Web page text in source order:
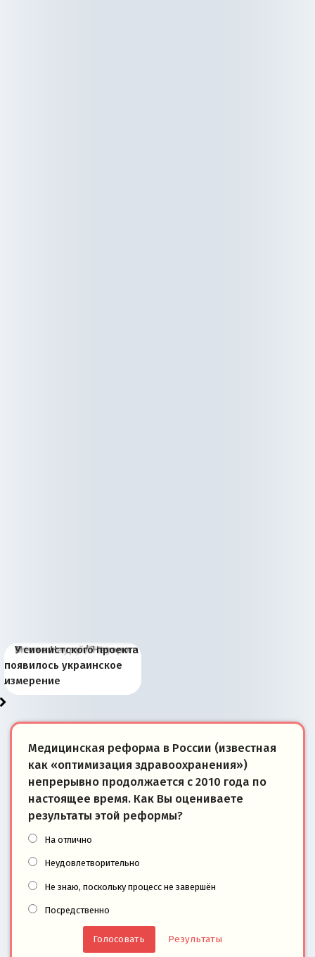
Киевская марионетка
Запада рассказала о
«переобувании» хозяев
В России назрели
перемены: 15 шагов к
суверенной экономике
Миграционный пожар
Европы
Россия начинает
сбрасывать балласт
Анкориджа
Россия зимой 1904
года: первые уступки во
внутренней политике
Русская нация вчера и
сегодня
Почему правый крах в
Варшаве не поможет её
отношениям с Россией?
Место Науру / Науэро в
современной истории
Южной Осетии
У сионистского проекта
появилось украинское
измерение
Медицинская реформа в России (известная
как «оптимизация здравоохранения»)
непрерывно продолжается с 2010 года по
настоящее время. Как Вы оцениваете
результаты этой реформы?
На отлично
Неудовлетворительно
Не знаю, поскольку процесс не завершён
Посредственно
Результаты